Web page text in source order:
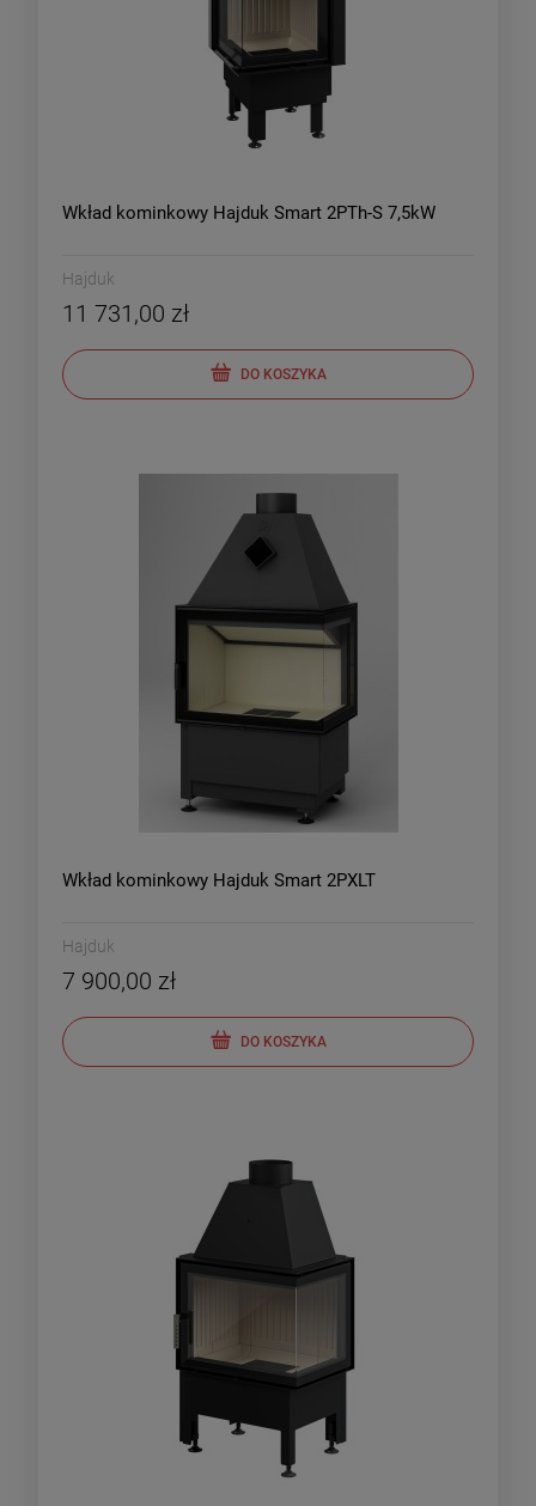
Wkład kominkowy Hajduk Smart 2PTh-S 7,5kW
Hajduk
11 731,00 zł
DO KOSZYKA
Wkład kominkowy Hajduk Smart 2PXLT
Hajduk
7 900,00 zł
DO KOSZYKA